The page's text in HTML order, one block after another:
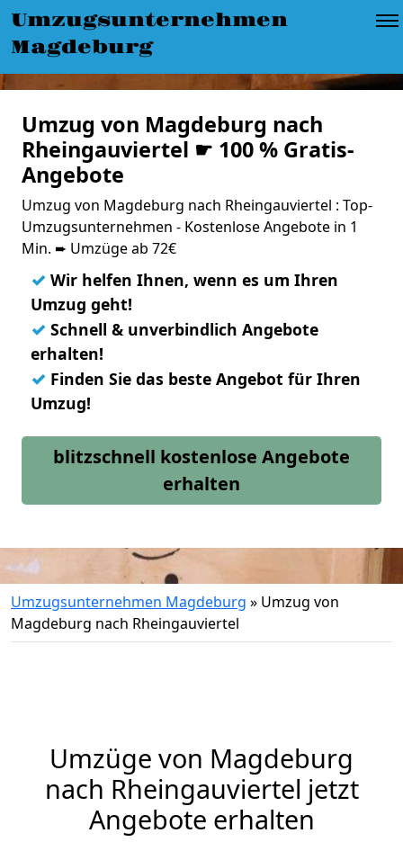
Umzugsunternehmen
Magdeburg
Umzug von Magdeburg nach
Rheingauviertel ☛ 100 % Gratis-
Angebote
Umzug von Magdeburg nach Rheingauviertel : Top-
Umzugsunternehmen - Kostenlose Angebote in 1
Min. ➨ Umzüge ab 72€
✓ Wir helfen Ihnen, wenn es um Ihren
Umzug geht!
✓ Schnell & unverbindlich Angebote
erhalten!
✓ Finden Sie das beste Angebot für Ihren
Umzug!
blitzschnell kostenlose Angebote
erhalten
Umzugsunternehmen Magdeburg » Umzug von
Magdeburg nach Rheingauviertel
Umzüge von Magdeburg
nach Rheingauviertel jetzt
Angebote erhalten